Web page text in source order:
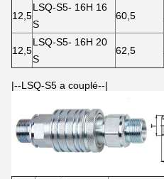
12,5
LSQ-S5- 16H 16
S
60,5
12,5
LSQ-S5- 16H 20
S
62,5
|--LSQ-S5 a couplé--|